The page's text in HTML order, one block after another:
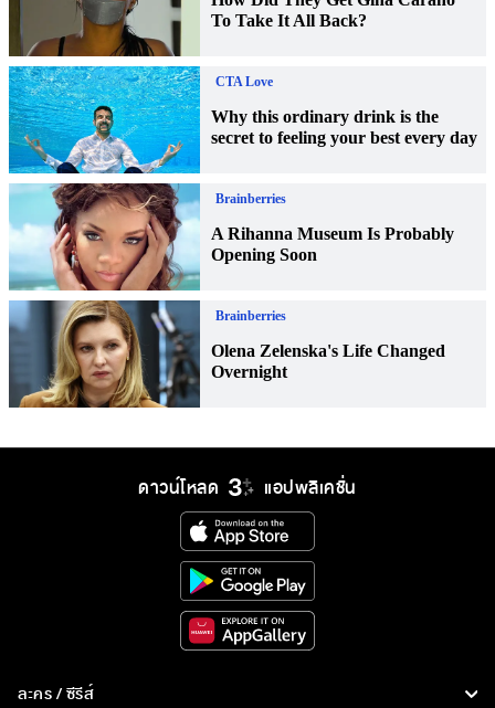
ดาวน์โหลด แอปพลิเคชั่น
ละคร / ซีรีส์